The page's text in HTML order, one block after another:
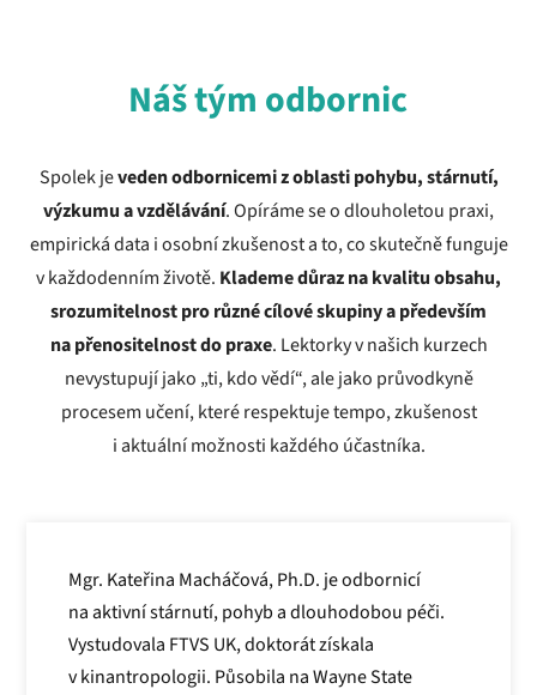
Náš tým odbornic
Spolek jeveden odbornicemi z oblasti pohybu, stárnutí,
výzkumu a vzdělávání. Opíráme se o dlouholetou praxi,
empirická data i osobní zkušenost a to, co skutečně funguje
v každodenním životě. Klade­me důraz na kvalitu obsahu,
srozumitelnost pro různé cílové skupiny a především
na přenositelnost do praxe. Lektorky v našich kurzech
nevystupují jako „ti, kdo vědí“, ale jako průvodkyně
procesem učení, které respektuje tempo, zkušenost
i aktuální možnosti každého účastníka.
Mgr. Kateřina Macháčová, Ph.D. je odbornicí
na aktivní stárnutí, pohyb a dlouhodobou péči.
Vystudovala FTVS UK, doktorát získala
v kinantropologii. Působila na Wayne State